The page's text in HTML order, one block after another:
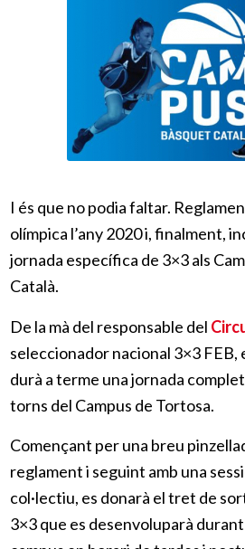
I és que no podia faltar.
olímpica l’any 2020 i, finalment,
jornada específica de 3×3 als
Català.
De la mà del responsable del
seleccionador nacional 3×3 FEB,
durà a terme una jornada
torns del Campus de Tortosa.
Començant per una breu
reglament i seguint amb una
col·lectiu, es donarà el tret de
3×3 que es desenvoluparà